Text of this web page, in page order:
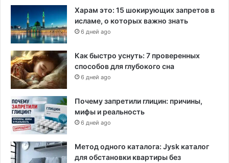
р
н
и
ч
е
н
м
и
Харам это: 15 шокирующих запретов в
исламе, о которых важно знать
6 дней ago
Как быстро уснуть: 7 проверенных
способов для глубокого сна
6 дней ago
Почему запретили глицин: причины,
мифы и реальность
6 дней ago
Метод одного каталога: Jysk каталог
для обстановки квартиры без